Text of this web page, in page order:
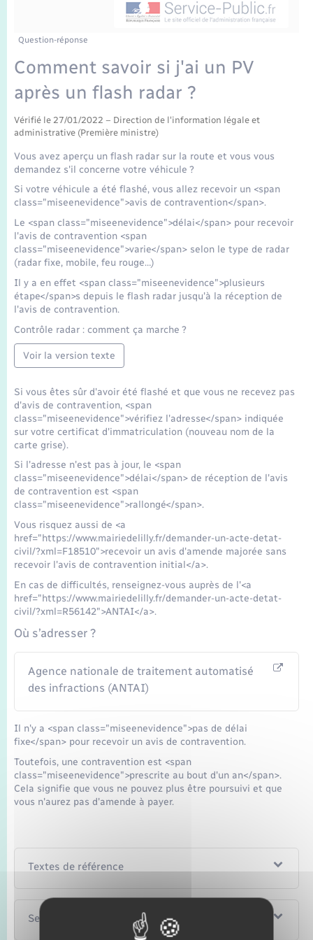
Mariage – PACS
Parrainage civil
Recensement
Question-réponse
Comment savoir si j'ai un PV
après un flash radar ?
Vérifié le 27/01/2022 – Direction de l'information légale et
administrative (Première ministre)
Vous avez aperçu un flash radar sur la route et vous vous
demandez s'il concerne votre véhicule ?
Si votre véhicule a été flashé, vous allez recevoir un <span
class="miseenevidence">avis de contravention</span>.
Le <span class="miseenevidence">délai</span> pour recevoir
l'avis de contravention <span
class="miseenevidence">varie</span> selon le type de radar
(radar fixe, mobile, feu rouge…)
Il y a en effet <span class="miseenevidence">plusieurs
étape</span>s depuis le flash radar jusqu'à la réception de
l'avis de contravention.
Contrôle radar : comment ça marche ?
Voir la version texte
Si vous êtes sûr d'avoir été flashé et que vous ne recevez pas
d'avis de contravention, <span
class="miseenevidence">vérifiez l'adresse</span> indiquée
sur votre certificat d'immatriculation (nouveau nom de la
carte grise).
Si l'adresse n'est pas à jour, le <span
class="miseenevidence">délai</span> de réception de l'avis
de contravention est <span
class="miseenevidence">rallongé</span>.
Vous risquez aussi de <a
href="https://www.mairiedelilly.fr/demander-un-acte-detat-
civil/?xml=F18510">recevoir un avis d'amende majorée sans
recevoir l'avis de contravention initial</a>.
En cas de difficultés, renseignez-vous auprès de l'<a
href="https://www.mairiedelilly.fr/demander-un-acte-detat-
civil/?xml=R56142">ANTAI</a>.
Où s’adresser ?
Agence nationale de traitement automatisé
des infractions (ANTAI)
Il n'y a <span class="miseenevidence">pas de délai
fixe</span> pour recevoir un avis de contravention.
Toutefois, une contravention est <span
class="miseenevidence">prescrite au bout d'un an</span>.
Cela signifie que vous ne pouvez plus être poursuivi et que
vous n'aurez pas d'amende à payer.
Textes de référence
Services en ligne et formulaires